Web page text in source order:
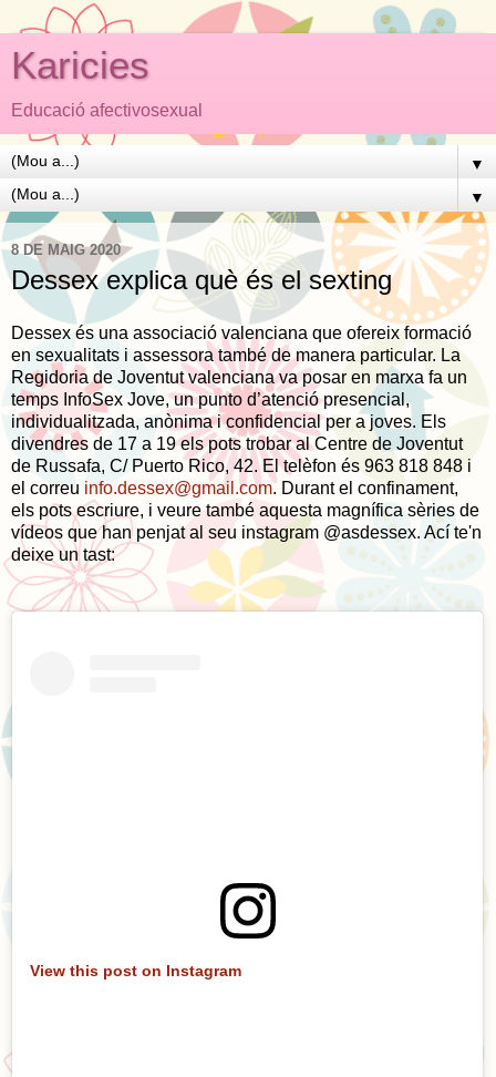
Karicies
Educació afectivosexual
▼
▼
8 DE MAIG 2020
Dessex explica què és el sexting
Dessex és una associació valenciana que ofereix formació
en sexualitats i assessora també de manera particular. La
Regidoria de Joventut valenciana va posar en marxa fa un
temps InfoSex Jove, un punto d’atenció presencial,
individualitzada, anònima i confidencial per a joves. Els
divendres de 17 a 19 els pots trobar al Centre de Joventut
de Russafa, C/ Puerto Rico, 42. El telèfon és 963 818 848 i
el correu info.dessex@gmail.com. Durant el confinament,
els pots escriure, i veure també aquesta magnífica sèries de
vídeos que han penjat al seu instagram @asdessex. Ací te'n
deixe un tast:
View this post on Instagram